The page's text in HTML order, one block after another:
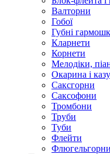
Валторни
Гобої
Губні
Кларнети
Корнети
Мелодіки,
Окарина і казу
Саксгорни
Саксофони
Тромбони
Труби
Туби
Флейти
Флюгельгорни